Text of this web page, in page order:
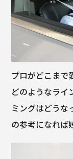
プロがどこまで
どのようなライ
ミングはどうな
の参考になれば